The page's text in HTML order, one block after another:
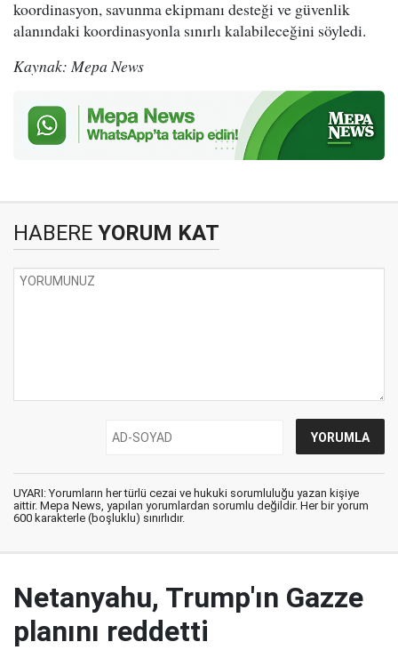
koordinasyon, savunma ekipmanı desteği ve güvenlik
alanındaki koordinasyonla sınırlı kalabileceğini söyledi.
Kaynak: Mepa News
HABERE YORUM KAT
UYARI: Yorumların her türlü cezai ve hukuki sorumluluğu yazan kişiye
aittir. Mepa News, yapılan yorumlardan sorumlu değildir. Her bir yorum
600 karakterle (boşluklu) sınırlıdır.
Netanyahu, Trump'ın Gazze
planını reddetti